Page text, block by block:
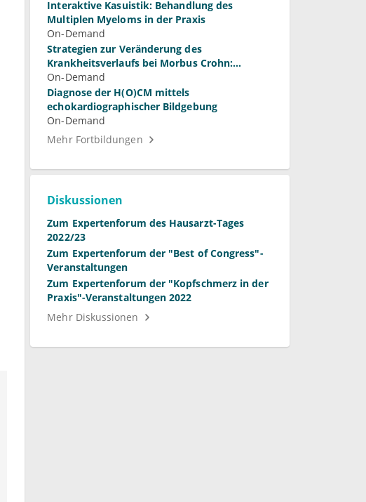
Interaktive Kasuistik: Behandlung des
Multiplen Myeloms in der Praxis
On-Demand
Strategien zur Veränderung des
Krankheitsverlaufs bei Morbus Crohn:
Bedeutung und Perspektiven
On-Demand
Diagnose der H(O)CM mittels
echokardiographischer Bildgebung
On-Demand
Mehr Fortbildungen
Diskussionen
Zum Expertenforum des Hausarzt-Tages
2022/23
Zum Expertenforum der "Best of Congress"-
Veranstaltungen
Zum Expertenforum der "Kopfschmerz in der
Praxis"-Veranstaltungen 2022
Mehr Diskussionen